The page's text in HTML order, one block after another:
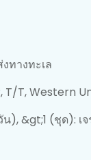
ทางทะเล
T/T, Western
), &gt;1 (ชุด): เ